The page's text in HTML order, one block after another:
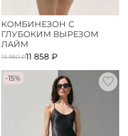
КОМБИНЕЗОН С
ГЛУБОКИМ ВЫРЕЗОМ
ЛАЙМ
13 950 ₽11 858 ₽
-15%